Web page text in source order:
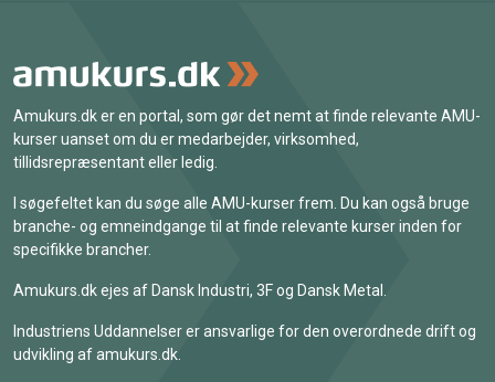
Amukurs.dk er en portal, som gør det nemt at finde relevante AMU-
kurser uanset om du er medarbejder, virksomhed,
tillidsrepræsentant eller ledig.
I søgefeltet kan du søge alle AMU-kurser frem. Du kan også bruge
branche- og emneindgange til at finde relevante kurser inden for
specifikke brancher.
Amukurs.dk ejes af Dansk Industri, 3F og Dansk Metal.
Industriens Uddannelser er ansvarlige for den overordnede drift og
udvikling af amukurs.dk.